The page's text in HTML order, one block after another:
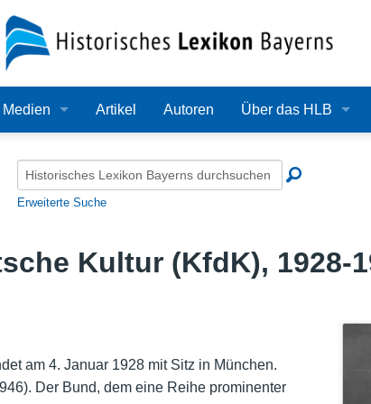
Medien
Audio
PDF
Artikel Autoren Über das HLB
Redaktion
Wissenschaftlicher
Häufige Fragen
Erweiterte Suche
Kultur (KfdK), 1928-
am 4. Januar 1928 mit Sitz in München.
Der Bund, dem eine Reihe prominenter